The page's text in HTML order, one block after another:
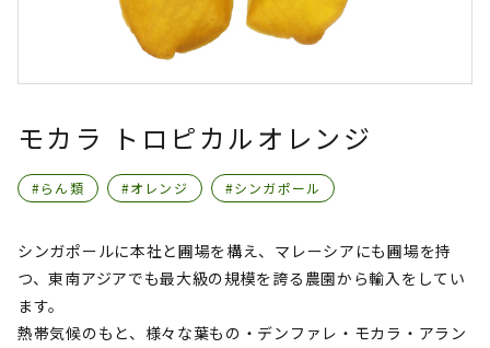
モカラ トロピカルオレンジ
#らん類 #オレンジ #シンガポール
シンガポールに本社と圃場を構え、マレーシアにも圃場を持
つ、東南アジアでも最大級の規模を誇る農園から輸入をしてい
ます。
熱帯気候のもと、様々な葉もの・デンファレ・モカラ・アラン